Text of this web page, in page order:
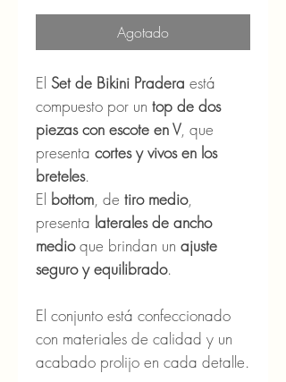
Agotado
El Set de Bikini Pradera está
compuesto por un top de dos
piezas con escote en V, que
presenta cortes y vivos en los
breteles.
El bottom, de tiro medio,
presenta laterales de ancho
medioque brindan un ajuste
seguro y equilibrado.
El conjunto está confeccionado
con materiales de calidad y un
acabado prolijo en cada detalle.